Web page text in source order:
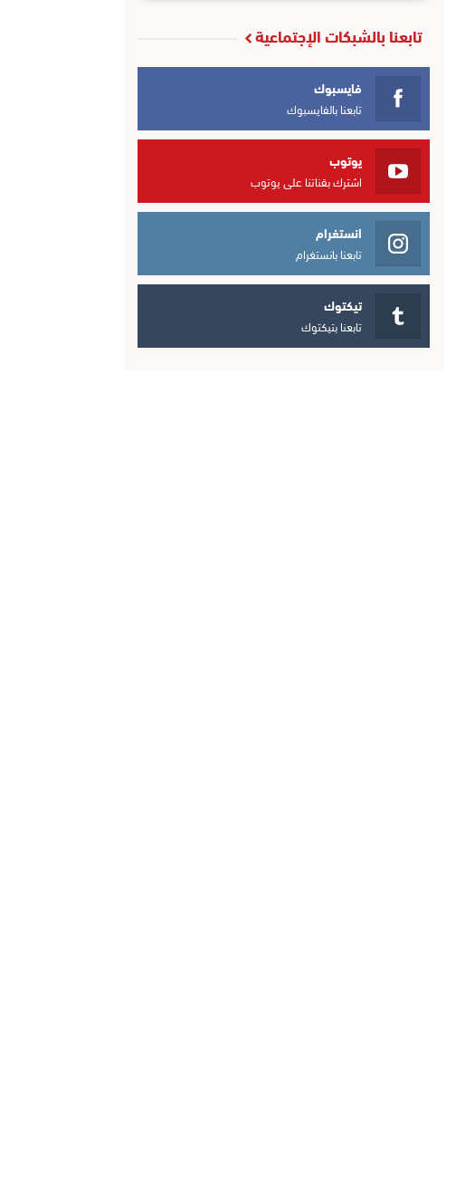
تابعنا بالشبكات الإجتماعية
فايسبوك
تابعنا بالفايسبوك
يوتوب
اشترك بقناتنا على يوتوب
انستغرام
تابعنا بانستغرام
تيكتوك
تابعنا بتيكتوك